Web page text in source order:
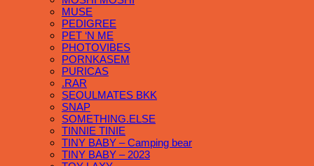
MUSE
PEDIGREE
PET ‘N ME
PHOTOVIBES
PORNKASEM
PURICAS
.RAR
SEOULMATES BKK
SNAP
SOMETHING.ELSE
TINNIE TINIE
TINY BABY – Camping bear
TINY BABY – 2023